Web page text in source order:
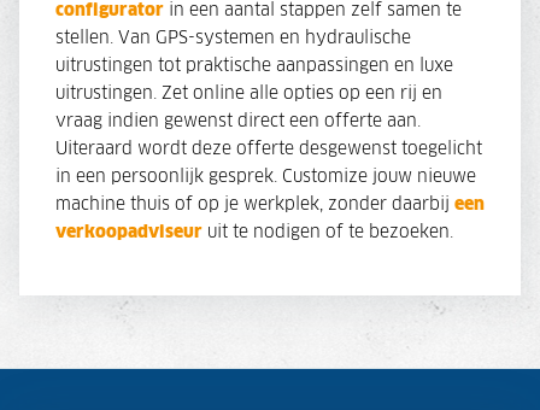
configurator in een aantal stappen zelf samen te
stellen. Van GPS-systemen en hydraulische
uitrustingen tot praktische aanpassingen en luxe
uitrustingen. Zet online alle opties op een rij en
vraag indien gewenst direct een offerte aan.
Uiteraard wordt deze offerte desgewenst toegelicht
in een persoonlijk gesprek. Customize jouw nieuwe
machine thuis of op je werkplek, zonder daarbij een
verkoopadviseur uit te nodigen of te bezoeken.